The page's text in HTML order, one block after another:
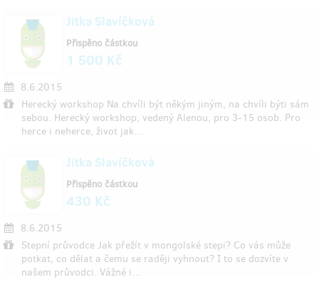
Jitka Slavíčková
8.6.2015
Herecký workshop Na chvíli být někým jiným, na chvíli býti sám
sebou. Herecký workshop, vedený Alenou, pro 3-15 osob. Pro
herce i neherce, život jak…
Přispěno částkou
1 500 Kč
Jitka Slavíčková
8.6.2015
Stepní průvodce Jak přežít v mongolské stepi? Co vás může
potkat, co dělat a čemu se raději vyhnout? I to se dozvíte v
našem průvodci. Vážné i…
Přispěno částkou
430 Kč